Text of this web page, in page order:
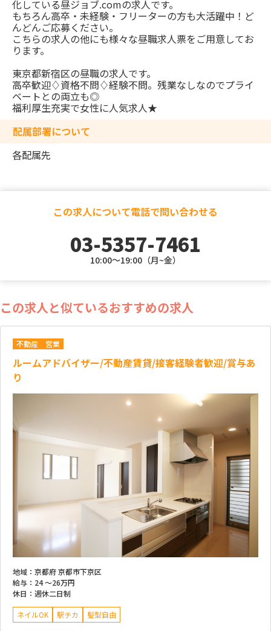
化している昼ジョブ.comの求人です。
もちろん高卒・未経験・フリーターの方も大活躍中！ど
んどんご応募ください。
こちらの求人の他にも様々な昼職求人票をご用意してお
ります。
東京都新宿区の昼職の求人です。
高卒歓迎♢資格不問♢経験不問。残業なしなのでプライ
ベートとの両立も◎
福利厚生充実で女性に人気求人★
配属部署について
各配属先
この求人について電話で問い合わせる
03-5357-7461
10:00～19:00（月~金）
この求人と似ているおすすめの求人
不動産 営業
ルームアドバイザー/不動産賃貸/接客経験者歓迎/賞与あ
り
地域： 京都府 京都市下京区
給与： 24 ～26万円
休日： 週休二日制
ネイルOK 駅チカ 髪型自由